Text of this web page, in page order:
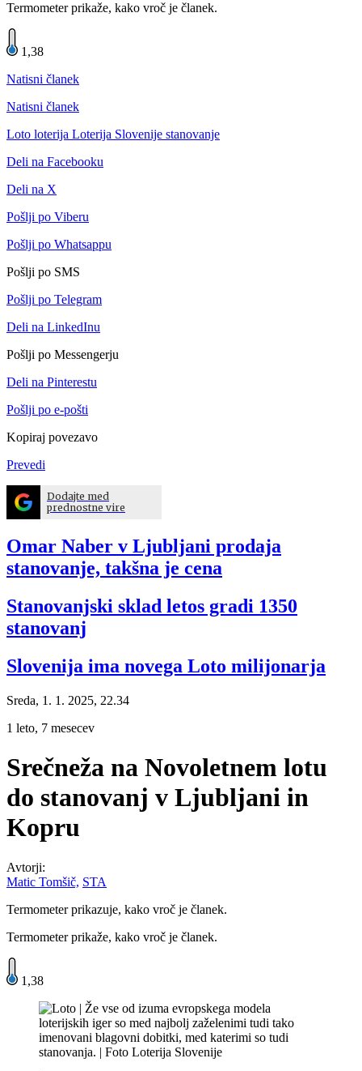
Termometer prikaže, kako vroč je članek.
1,38
Natisni članek
Natisni članek
Loto loterija Loterija Slovenije stanovanje
Deli na Facebooku
Deli na X
Pošlji po Viberu
Pošlji po Whatsappu
Pošlji po SMS
Pošlji po Telegram
Deli na LinkedInu
Pošlji po Messengerju
Deli na Pinterestu
Pošlji po e-pošti
Kopiraj povezavo
Prevedi
Dodajte med
prednostne vire
Omar Naber v Ljubljani prodaja
stanovanje, takšna je cena
Stanovanjski sklad letos gradi 1350
stanovanj
Slovenija ima novega Loto milijonarja
Sreda, 1. 1. 2025, 22.34
1 leto, 7 mesecev
Srečneža na Novoletnem lotu
do stanovanj v Ljubljani in
Kopru
Avtorji:
Matic Tomšič, STA
Termometer prikazuje, kako vroč je članek.
Termometer prikaže, kako vroč je članek.
1,38